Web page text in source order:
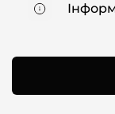
Контакти